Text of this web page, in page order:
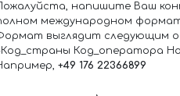
напишите Ваш
международном
выглядит следующим
Код_оператора
+49 176 22366899